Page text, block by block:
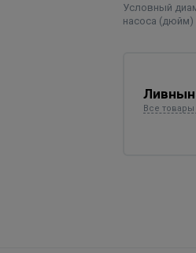
Условный
насоса (дюйм)
Все